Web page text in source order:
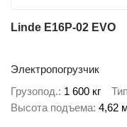
Linde E16P-02 EVO
Электропогрузчик
Грузопод. 1 600 кг
Высота подъема 4,62